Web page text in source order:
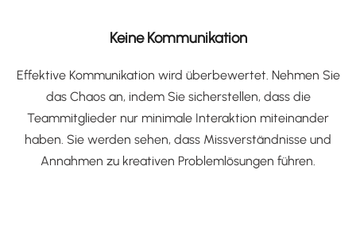
Keine Kommunikation
Effektive Kommunikation wird überbewertet. Nehmen Sie
das Chaos an, indem Sie sicherstellen, dass die
Teammitglieder nur minimale Interaktion miteinander
haben. Sie werden sehen, dass Missverständnisse und
Annahmen zu kreativen Problemlösungen führen.